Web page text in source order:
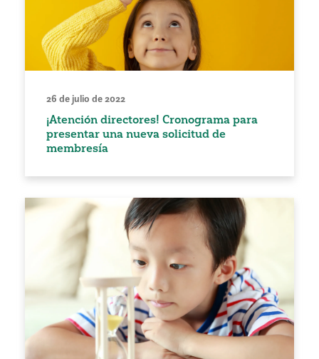
26 de julio de 2022
¡Atención directores! Cronograma para
presentar una nueva solicitud de
membresía